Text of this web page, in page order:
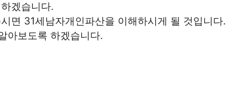
겠습니다.
면 31세남자개인파산을 이해하시게 될 것입니다.
아보도록 하겠습니다.